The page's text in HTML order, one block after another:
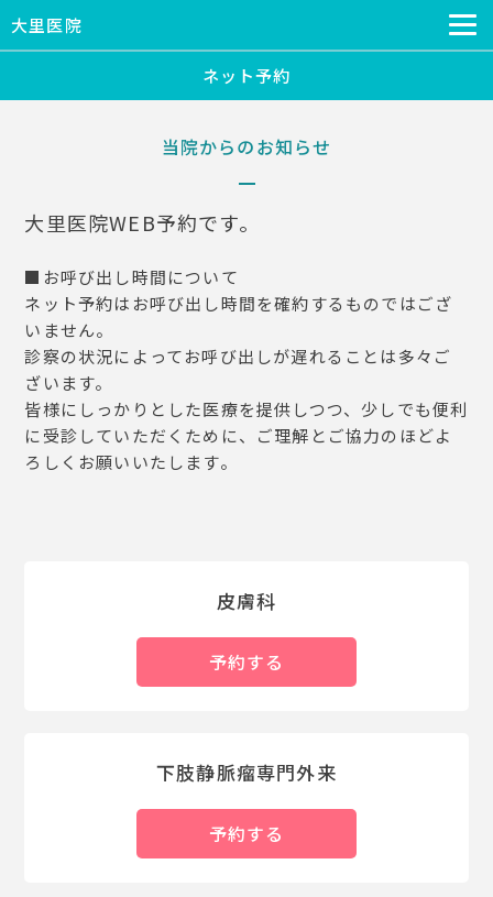
大里医院
ネット予約
当院からのお知らせ
大里医院WEB予約です。
■お呼び出し時間について
ネット予約はお呼び出し時間を確約するものではござ
いません。
診察の状況によってお呼び出しが遅れることは多々ご
ざいます。
皆様にしっかりとした医療を提供しつつ、少しでも便利
に受診していただくために、ご理解とご協力のほどよ
ろしくお願いいたします。
皮膚科
予約する
下肢静脈瘤専門外来
予約する